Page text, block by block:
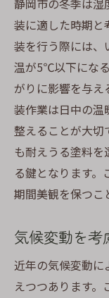
静岡市の冬季は湿
装に適した時期と
装を行う際には、
温が5℃以下にな
がりに影響を与え
装作業は日中の温
整えることが大切
も耐えうる塗料
る鍵となります
期間美観を保つこ
気候変動を考
近年の気候変動に
えつつあります